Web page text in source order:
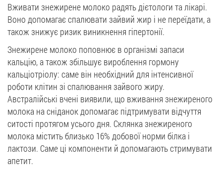
СТАТИ ПАРТНЕРОМ
0412 48 28 17
Вживати знежирене молоко радять дієтологи та лікарі.
Воно допомагає спалювати зайвий жир і не переїдати, а
також знижує ризик виникнення гіпертонії.
Знежирене молоко поповнює в організмі запаси
кальцію, а також збільшує вироблення гормону
кальціотріолу: саме він необхідний для інтенсивної
роботи клітин зі спалювання зайвого жиру.
Австралійські вчені виявили, що вживання знежиреного
молока на сніданок допомагає підтримувати відчуття
ситості протягом усього дня. Склянка знежиреного
молока містить близько 16% добової норми білка і
лактози. Саме ці компоненти й допомагають стримувати
апетит.